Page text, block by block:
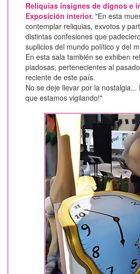
Reliquias insignes de dignos e
Exposición interior. "En esta
contemplar reliquias, exvotos y
distintas confesiones que
suplicios del mundo político y del
En esta sala también se exhiben
piadosas, pertenecientes al
reciente de este país.
No se deje llevar por la nostalgia...
que estamos vigilando!"